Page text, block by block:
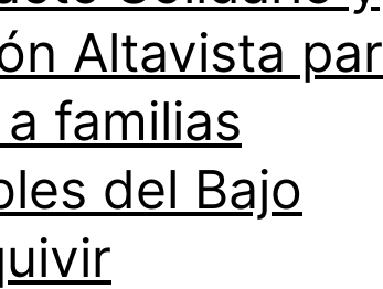
Altavista
familias
del Bajo